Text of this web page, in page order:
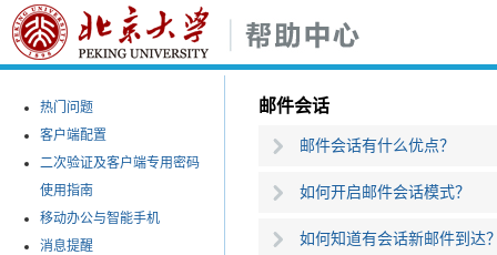
热门问题
客户端配置
二次验证及客户端专用密码
使用指南
移动办公与智能手机
消息提醒
邮件会话
邮件会话有什么优点？
如何开启邮件会话模式？
如何知道有会话新邮件到达